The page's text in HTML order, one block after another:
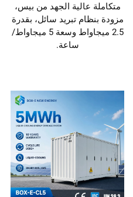
متكاملة عالية الجهد من بيس،
مزودة بنظام تبريد سائل، بقدرة
2.5 ميجاواط وسعة 5 ميجاواط/
ساعة.